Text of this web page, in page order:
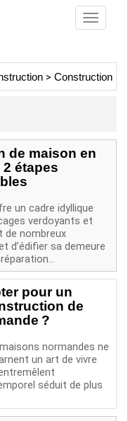
Toggle
> Construction
de maison en
étapes
un cadre idyllique
verdoyants et
de nombreux
d’édifier sa demeure
pour un
de
?
normandes ne
un art de vivre
séduit de plus